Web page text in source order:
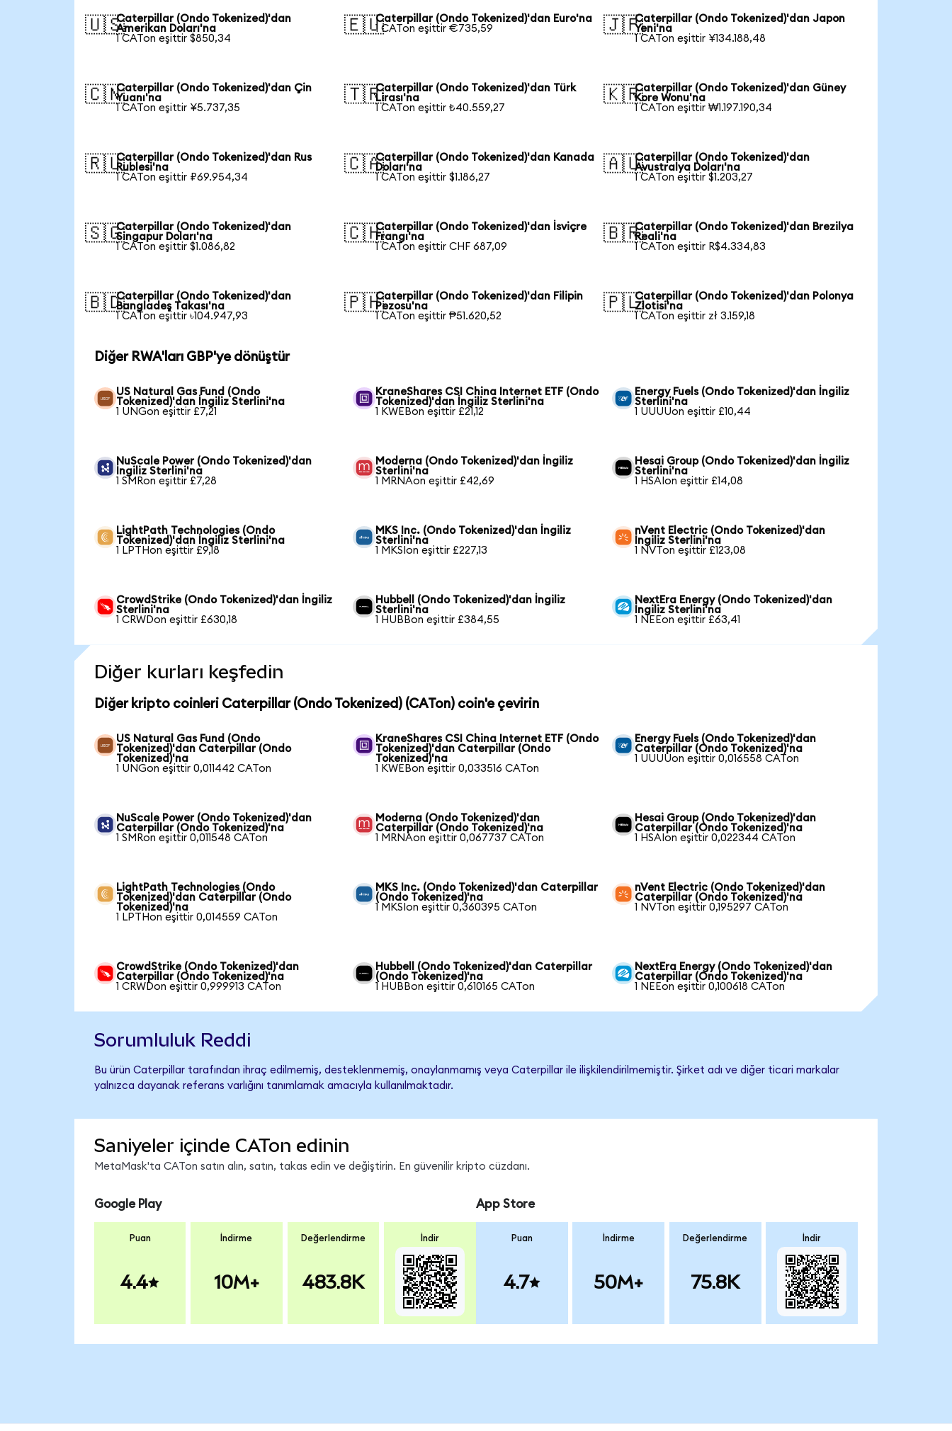
🇺🇸Caterpillar (Ondo Tokenized)'dan
Amerikan Doları'na
1 CATon eşittir $850,34
🇪🇺Caterpillar (Ondo Tokenized)'dan Euro'na
1 CATon eşittir €735,59
🇯🇵Caterpillar (Ondo Tokenized)'dan Japon
Yeni'na
1 CATon eşittir ¥134.188,48
🇨🇳Caterpillar (Ondo Tokenized)'dan Çin
Yuanı'na
1 CATon eşittir ¥5.737,35
🇹🇷Caterpillar (Ondo Tokenized)'dan Türk
Lirası'na
1 CATon eşittir ₺40.559,27
🇰🇷Caterpillar (Ondo Tokenized)'dan Güney
Kore Wonu'na
1 CATon eşittir ₩1.197.190,34
🇷🇺Caterpillar (Ondo Tokenized)'dan Rus
Rublesi'na
1 CATon eşittir ₽69.954,34
🇨🇦Caterpillar (Ondo Tokenized)'dan Kanada
Doları'na
1 CATon eşittir $1.186,27
🇦🇺Caterpillar (Ondo Tokenized)'dan
Avustralya Doları'na
1 CATon eşittir $1.203,27
🇸🇬Caterpillar (Ondo Tokenized)'dan
Singapur Doları'na
1 CATon eşittir $1.086,82
🇨🇭Caterpillar (Ondo Tokenized)'dan İsviçre
Frangı'na
1 CATon eşittir CHF 687,09
🇧🇷Caterpillar (Ondo Tokenized)'dan Brezilya
Reali'na
1 CATon eşittir R$4.334,83
🇧🇩Caterpillar (Ondo Tokenized)'dan
Bangladeş Takası'na
1 CATon eşittir ৳104.947,93
🇵🇭Caterpillar (Ondo Tokenized)'dan Filipin
Pezosu'na
1 CATon eşittir ₱51.620,52
🇵🇱Caterpillar (Ondo Tokenized)'dan Polonya
Zlotisi'na
1 CATon eşittir zł 3.159,18
Diğer RWA'ları GBP'ye dönüştür
US Natural Gas Fund (Ondo
Tokenized)'dan İngiliz Sterlini'na
1 UNGon eşittir £7,21
KraneShares CSI China Internet ETF (Ondo
Tokenized)'dan İngiliz Sterlini'na
1 KWEBon eşittir £21,12
Energy Fuels (Ondo Tokenized)'dan İngiliz
Sterlini'na
1 UUUUon eşittir £10,44
NuScale Power (Ondo Tokenized)'dan
İngiliz Sterlini'na
1 SMRon eşittir £7,28
Moderna (Ondo Tokenized)'dan İngiliz
Sterlini'na
1 MRNAon eşittir £42,69
Hesai Group (Ondo Tokenized)'dan İngiliz
Sterlini'na
1 HSAIon eşittir £14,08
LightPath Technologies (Ondo
Tokenized)'dan İngiliz Sterlini'na
1 LPTHon eşittir £9,18
MKS Inc. (Ondo Tokenized)'dan İngiliz
Sterlini'na
1 MKSIon eşittir £227,13
nVent Electric (Ondo Tokenized)'dan
İngiliz Sterlini'na
1 NVTon eşittir £123,08
CrowdStrike (Ondo Tokenized)'dan İngiliz
Sterlini'na
1 CRWDon eşittir £630,18
Hubbell (Ondo Tokenized)'dan İngiliz
Sterlini'na
1 HUBBon eşittir £384,55
NextEra Energy (Ondo Tokenized)'dan
İngiliz Sterlini'na
1 NEEon eşittir £63,41
Diğer kurları keşfedin
Diğer kripto coinleri Caterpillar (Ondo Tokenized) (CATon) coin'e çevirin
US Natural Gas Fund (Ondo
Tokenized)'dan Caterpillar (Ondo
Tokenized)'na
1 UNGon eşittir 0,011442 CATon
KraneShares CSI China Internet ETF (Ondo
Tokenized)'dan Caterpillar (Ondo
Tokenized)'na
1 KWEBon eşittir 0,033516 CATon
Energy Fuels (Ondo Tokenized)'dan
Caterpillar (Ondo Tokenized)'na
1 UUUUon eşittir 0,016558 CATon
NuScale Power (Ondo Tokenized)'dan
Caterpillar (Ondo Tokenized)'na
1 SMRon eşittir 0,011548 CATon
Moderna (Ondo Tokenized)'dan
Caterpillar (Ondo Tokenized)'na
1 MRNAon eşittir 0,067737 CATon
Hesai Group (Ondo Tokenized)'dan
Caterpillar (Ondo Tokenized)'na
1 HSAIon eşittir 0,022344 CATon
LightPath Technologies (Ondo
Tokenized)'dan Caterpillar (Ondo
Tokenized)'na
1 LPTHon eşittir 0,014559 CATon
MKS Inc. (Ondo Tokenized)'dan Caterpillar
(Ondo Tokenized)'na
1 MKSIon eşittir 0,360395 CATon
nVent Electric (Ondo Tokenized)'dan
Caterpillar (Ondo Tokenized)'na
1 NVTon eşittir 0,195297 CATon
CrowdStrike (Ondo Tokenized)'dan
Caterpillar (Ondo Tokenized)'na
1 CRWDon eşittir 0,999913 CATon
Hubbell (Ondo Tokenized)'dan Caterpillar
(Ondo Tokenized)'na
1 HUBBon eşittir 0,610165 CATon
NextEra Energy (Ondo Tokenized)'dan
Caterpillar (Ondo Tokenized)'na
1 NEEon eşittir 0,100618 CATon
Sorumluluk Reddi
Bu ürün Caterpillar tarafından ihraç edilmemiş, desteklenmemiş, onaylanmamış veya Caterpillar ile ilişkilendirilmemiştir. Şirket adı ve diğer ticari markalar
yalnızca dayanak referans varlığını tanımlamak amacıyla kullanılmaktadır.
Saniyeler içinde CATon edinin
MetaMask'ta CATon satın alın, satın, takas edin ve değiştirin. En güvenilir kripto cüzdanı.
Google Play
Puan
4.4
İndirme
10M+
Değerlendirme
483.8K
İndir
App Store
Puan
4.7
İndirme
50M+
Değerlendirme
75.8K
İndir